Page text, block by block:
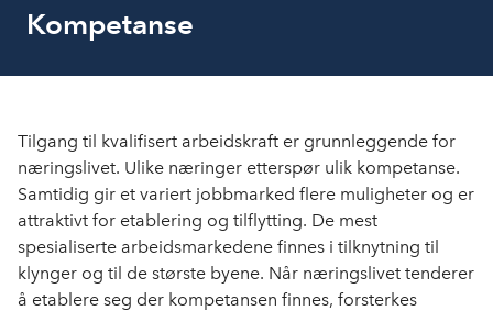
Kompetanse
Tilgang til kvalifisert arbeidskraft er grunnleggende for
næringslivet. Ulike næringer etterspør ulik kompetanse.
Samtidig gir et variert jobbmarked flere muligheter og er
attraktivt for etablering og tilflytting. De mest
spesialiserte arbeidsmarkedene finnes i tilknytning til
klynger og til de største byene. Når næringslivet tenderer
å etablere seg der kompetansen finnes, forsterkes